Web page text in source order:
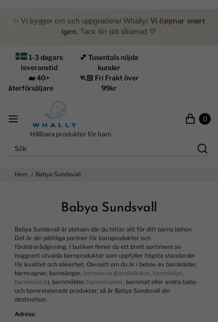
✨ Vi bygger om och uppgraderar Whally! Vi öppnar snart
igen. Tack för ditt tålamod 💛
1-3 dagars
leveranstid
🐋 40+
återförsäljare
💕 Tusentals nöjda
kunder
🏃🏻 Fri Frakt över
99kr
Hållbara produkter för barn
0
Hem Babya Sundsvall
Babya Sundsvall
Babya Sundsvall är platsen där du hittar allt för ditt barns behov.
Det är din pålitliga partner för barnprodukter och
föräldrarådgivning. I butiken finner du ett brett sortiment av
noggrant utvalda barnprodukter som uppfyller högsta standarder
för kvalitet och säkerhet. Oavsett om du är i behov av barnkläder,
barnvagnar, barnsängar, barnservis (barntallrikar, barnskålar,
barnbestick), barnmöbler, barnleksaker, barnmat eller andra baby-
och barnrelaterade produkter, så är Babya Sundsvall din
destination.
Adress: